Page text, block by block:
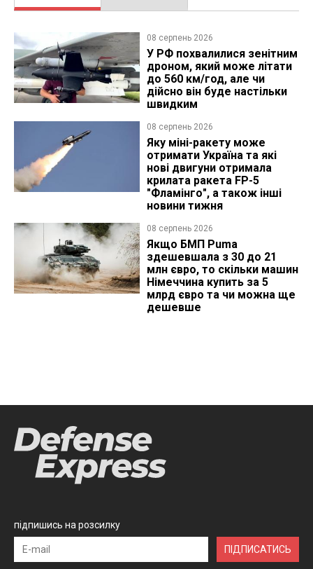
08 серпень 2026
У РФ похвалилися зенітним
дроном, який може літати
до 560 км/год, але чи
дійсно він буде настільки
швидким
08 серпень 2026
Яку міні-ракету може
отримати Україна та які
нові двигуни отримала
крилата ракета FP-5
"Фламінго", а також інші
новини тижня
08 серпень 2026
Якщо БМП Puma
здешевшала з 30 до 21
млн євро, то скільки машин
Німеччина купить за 5
млрд євро та чи можна ще
дешевше
підпишись на розсилку
ПІДПИСАТИСЬ